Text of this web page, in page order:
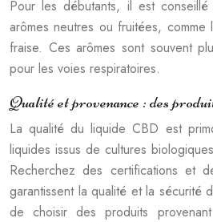
Pour les débutants, il est
arômes neutres ou fruitées,
fraise. Ces arômes sont souvent
pour les voies respiratoires.
Qualité et provenance : des
La qualité du liquide CBD est
liquides issus de cultures
Recherchez des certifications et
garantissent la qualité et la sécurité
de choisir des produits